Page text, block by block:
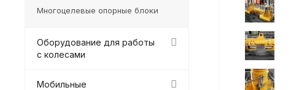
Многоцелевые опорные блоки
Оборудование для работы
с колесами
Мобильные